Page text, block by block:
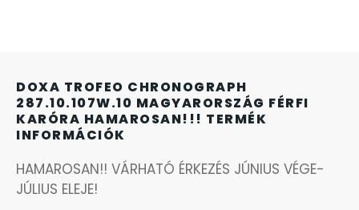
DOXA TROFEO CHRONOGRAPH
287.10.107W.10 MAGYARORSZÁG FÉRFI
KARÓRA HAMAROSAN!!! TERMÉK
INFORMÁCIÓK
HAMAROSAN!! VÁRHATÓ ÉRKEZÉS JÚNIUS VÉGE-
JÚLIUS ELEJE!
MORGAN
OKOSÓRA SZÍJAK
OKOSÓRÁK